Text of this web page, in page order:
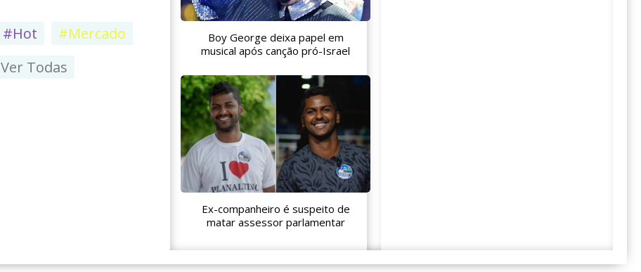
#Hot
#Mercado
Ver Todas
Boy George deixa papel em
musical após canção pró-Israel
Ex-companheiro é suspeito de
matar assessor parlamentar